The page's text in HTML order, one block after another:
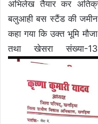
अभिलेख तैयार कर
बलुआही बस स्टैंड की जमीन
कहा गया कि उक्त भूमि
तथा खेसरा